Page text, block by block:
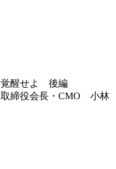
覚醒せよ 後編
締役会長・CMO 小林